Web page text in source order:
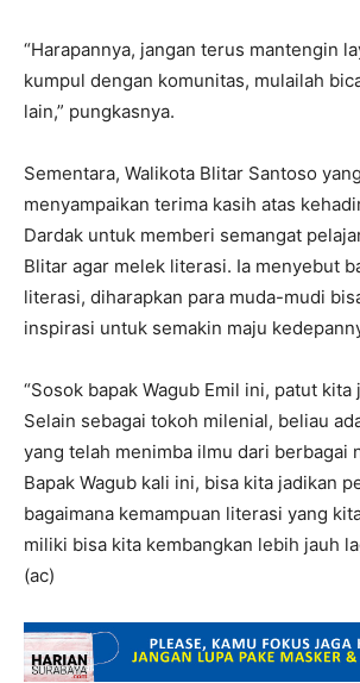
“Harapannya, jangan terus mantengin
kumpul dengan komunitas, mulailah
lain,” pungkasnya.
Sementara, Walikota Blitar Santoso
menyampaikan terima kasih atas
Dardak untuk memberi semangat
Blitar agar melek literasi. Ia menyebut
literasi, diharapkan para muda-mudi
inspirasi untuk semakin maju
“Sosok bapak Wagub Emil ini, patut
Selain sebagai tokoh milenial, beliau
yang telah menimba ilmu dari berbagai
Bapak Wagub kali ini, bisa kita jadikan
bagaimana kemampuan literasi yang
miliki bisa kita kembangkan lebih jauh
(ac)